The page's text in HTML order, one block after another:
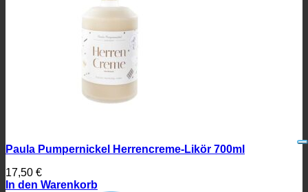
Paula Pumpernickel Herrencreme-Likör 700ml
17,50 €
In den Warenkorb